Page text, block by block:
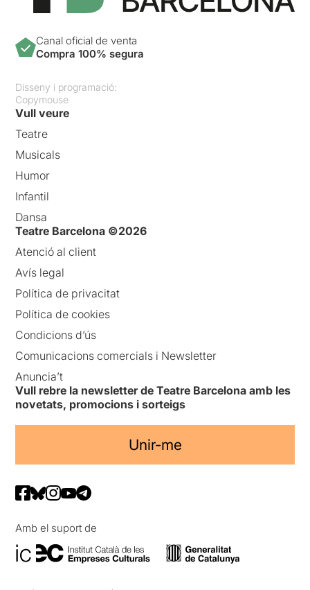
Canal oficial de venta
Compra 100% segura
Disseny i programació:
Copymouse
Vull veure
Teatre
Musicals
Humor
Infantil
Dansa
Teatre Barcelona ©2026
Atenció al client
Avís legal
Política de privacitat
Política de cookies
Condicions d’ús
Comunicacions comercials i Newsletter
Anuncia’t
Vull rebre la newsletter de Teatre Barcelona amb les
novetats, promocions i sorteigs
Unir-me
Amb el suport de